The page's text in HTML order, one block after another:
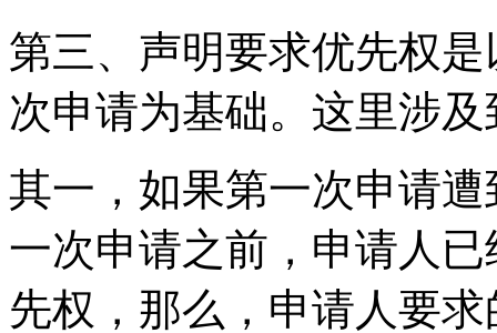
第三、声明要求优先权
次申请为基础。这里涉
其一，如果第一次申请
一次申请之前，申请人
先权，那么，申请人要